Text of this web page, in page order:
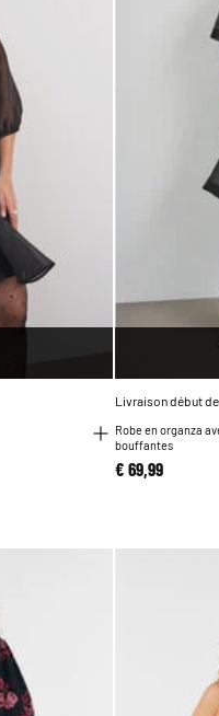
Livraison début
Robe en organza
bouffantes
€ 69,99